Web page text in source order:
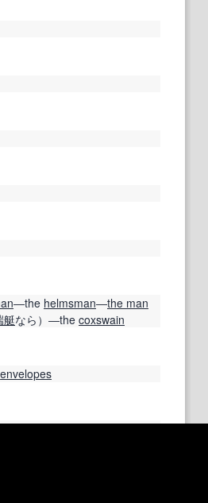
―the helmsman―the man
艇なら）―the coxswain
envelopes